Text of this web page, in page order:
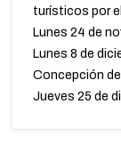
turísticos por
Lunes 24 de
Lunes 8 de
Concepción de
Jueves 25 de